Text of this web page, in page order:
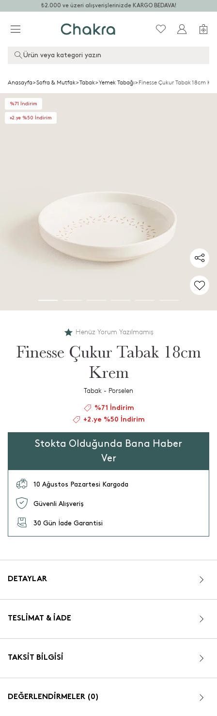
₺2.000 ve üzeri alışverişlerinizde KARGO BEDAVA!
Ürün veya kategori yazın
Anasayfa>Sofra & Mutfak>Tabak>Yemek Tabağı>Finesse Çukur Tabak 18cm
%71 İndirim
+2.ye %50 İndirim
Henüz Yorum Yazılmamış
Finesse Çukur Tabak 18cm
Krem
Tabak - Porselen
%71 İndirim
+2.ye %50 İndirim
Stokta Olduğunda Bana Haber
Ver
10 Ağustos Pazartesi Kargoda
Güvenli Alışveriş
30 Gün İade Garantisi
DETAYLAR
TESLIMAT & İADE
TAKSIT BILGISI
DEĞERLENDİRMELER (0)